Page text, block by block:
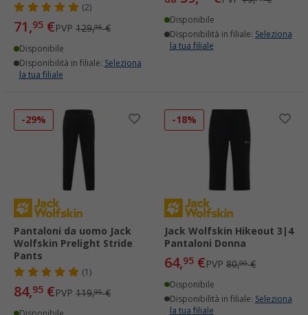
(2)
71,95 €PVP 129,95€
Disponibile
Disponibilità in filiale: Seleziona
la tua filiale
Disponibile
Disponibilità in filiale: Seleziona
la tua filiale
-29%
Pantaloni da uomo Jack
Wolfskin Prelight Stride
Pants
(1)
84,95 €PVP 119,95€
-18%
Jack Wolfskin Hikeout 3|4
Pantaloni Donna
64,95 €PVP 80,00€
Disponibile
Disponibilità in filiale: Seleziona
la tua filiale